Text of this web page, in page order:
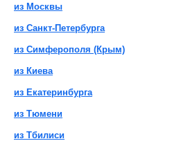
из Москвы
из Санкт-Петербурга
из Симферополя (Крым)
из Киева
из Екатеринбурга
из Тюмени
из Тбилиси